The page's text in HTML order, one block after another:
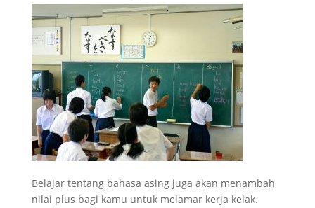
Belajar tentang bahasa asing juga akan menambah
nilai plus bagi kamu untuk melamar kerja kelak.